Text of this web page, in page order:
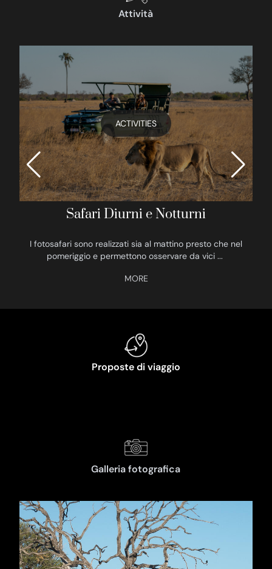
Attività
ACTIVITIES
Safari Diurni e Notturni
I fotosafari sono realizzati sia al mattino presto che nel
pomeriggio e permettono osservare da vici ...
Proposte di viaggio
Galleria fotografica